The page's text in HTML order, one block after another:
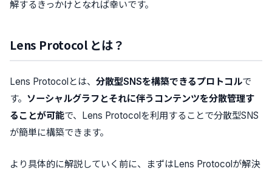
解するきっかけとなれば幸いです。
Lens Protocol とは？
Lens Protocolとは、 分散型SNSを構築できるプロトコルで
す。 ソーシャルグラフとそれに伴うコンテンツを分散管理す
ることが可能で、Lens Protocolを利用することで分散型SNS
が簡単に構築できます。
より具体的に解説していく前に、まずはLens Protocolが解決